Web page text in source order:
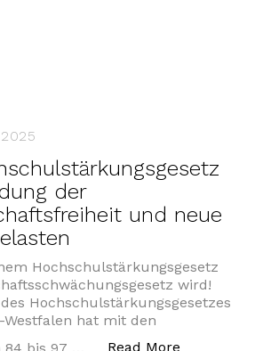
der
und neue
Hochschulstärkungsgesetz
wird!
Hochschulstärkungsgesetzes
hat mit den
Read More